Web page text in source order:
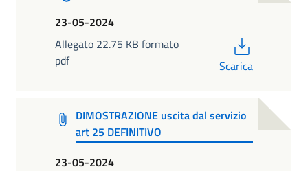
23-05-2024
Allegato 22.75 KB formato
pdf
Scarica
DIMOSTRAZIONE uscita dal servizio
art 25 DEFINITIVO
23-05-2024